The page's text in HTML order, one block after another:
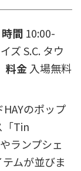
時間 10:00-
ズ S.C. タウ
料金 入場無料
のポップ
「Tin
ランプシェ
ムが並びま